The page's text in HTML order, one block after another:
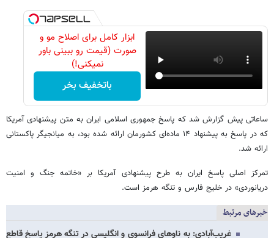
ابزار کامل برای اصلاح مو و
صورت (قیمت رو ببینی باور
نمیکنی!)
باتخفیف بخر
ساعاتی پیش گزارش شد که پاسخ جمهوری اسلامی ایران به متن پیشنهادی آمریکا
که در پاسخ به پیشنهاد ۱۴ ماده‌ای کشورمان ارائه شده بود، به میانجیگر پاکستانی
ارائه شد.
تمرکز اصلی پاسخ ایران به طرح پیشنهادی آمریکا بر «خاتمه جنگ و امنیت
دریانوردی» در خلیج فارس و تنگه هرمز است.
خبرهای مرتبط
غریب‌آبادی: به ناوهای فرانسوی و انگلیسی در تنگه هرمز پاسخ قاطع